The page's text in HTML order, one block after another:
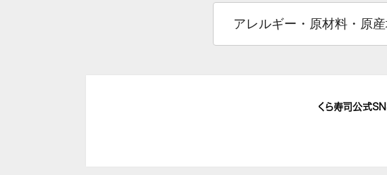
アレルギー・原材料・原
くら寿司公式